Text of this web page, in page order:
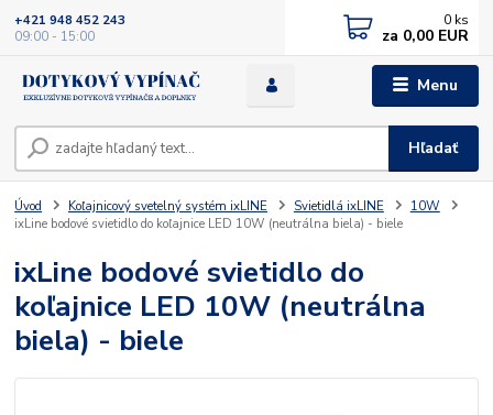
Menu
Hľadať
+421 948 452 243
09:00 - 15:00
0 ks
za 0,00 EUR
Úvod Koľajnicový svetelný systém ixLINE Svietidlá ixLINE
10W
ixLine bodové svietidlo do koľajnice LED 10W (neutrálna biela) - biele
ixLine bodové svietidlo do
koľajnice LED 10W (neutrálna
biela) - biele